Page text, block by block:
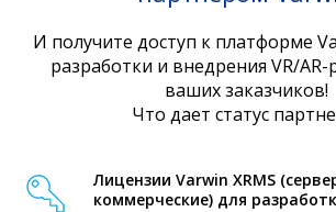
И получите доступ к платформе
разработки и внедрения VR/
ваших заказчиков!
Что дает статус
Лицензии Varwin XRMS
коммерческие) для